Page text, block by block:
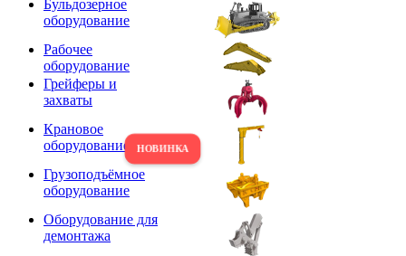
Бульдозерное
оборудование
Рабочее
оборудование
Грейферы и
захваты
Крановое
оборудование
Грузоподъёмное
оборудование
Оборудование для
демонтажа